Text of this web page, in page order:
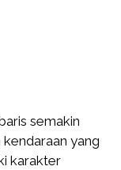
semakin
kendaraan yang
karakter